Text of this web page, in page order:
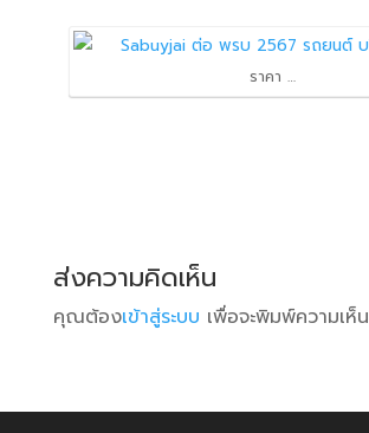
ราคา …
ส่งความคิดเห็น
คุณต้องเข้าสู่ระบบ เพื่อจะพิมพ์ความเห็น